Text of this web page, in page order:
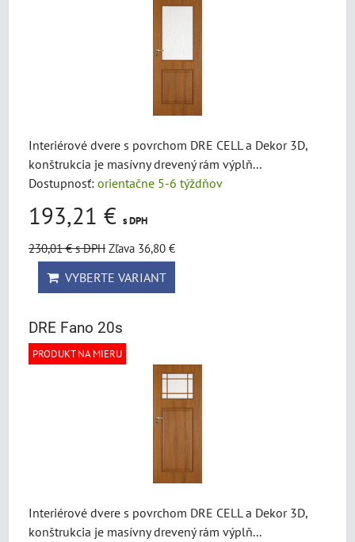
Interiérové dvere s povrchom DRE CELL a Dekor 3D,
konštrukcia je masívny drevený rám výplň...
Dostupnosť: orientačne 5-6 týždňov
193,21 € s DPH
230,01 €s DPH Zľava 36,80 €
VYBERTE VARIANT
DRE Fano 20s
PRODUKT NA MIERU
Interiérové dvere s povrchom DRE CELL a Dekor 3D,
konštrukcia je masívny drevený rám výplň...